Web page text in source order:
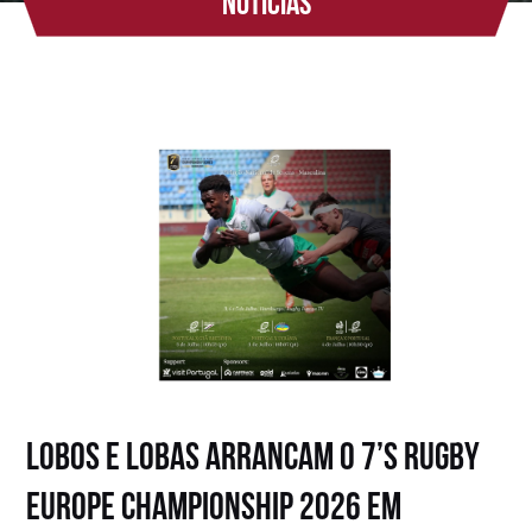
LOBOS E LOBAS ARRANCAM O 7’S RUGBY
EUROPE CHAMPIONSHIP 2026 EM